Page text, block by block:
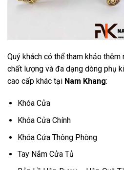
Quý khách có thể tham khảo
chất lượng và đa dạng dòng phụ
cao cấp khác tại Nam Khang:
Khóa Cửa
Khóa Cửa Chính
Khóa Cửa Thông Phòng
Tay Nắm Cửa Tủ